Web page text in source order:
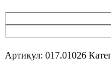
Артикул: 017.01026